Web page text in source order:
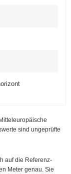
sind ungeprüfte
auf die Referenz­
Meter genau. Sie